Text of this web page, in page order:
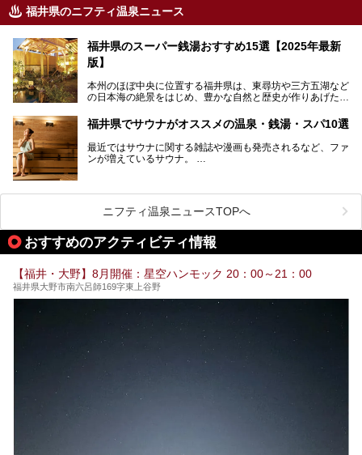
福井県のニフティ温泉ニュース
福井県のスーパー銭湯おすすめ15選【2025年最新
版】
本州のほぼ中央に位置する福井県は、東尋坊や三方五湖など
の日本海の絶景をはじめ、豊かな自然と歴史が作りあげた見
る海産物、越前そば、ソースかつ丼などのグルメも人気で
す。
2024年春の北陸新幹線の延伸により、関西地方のみならず
首都圏からもアクセスしやすくなりました。今回は、そんな
福井県でおすすめのスーパー銭湯をご紹介します。
福井県でサウナがオススメの温泉・銭湯・スパ10選
最近ではサウナに関する雑誌や漫画も発売されるなど、ファ
ンが増えているサウナ。
チームサウナ、塩サウナなどが存在し、施設によって様々な
こだわりを持つ施設も増えています。
ススメ温泉・銭湯・スパを10件まとめてご紹介します。
ニフティ温泉ニュースTOPへ
おすすめのアクティビティ情報
【福井・大野】8月開催：星空ハンモック 20：00～21：00
福井県大野市南六呂師169字東上谷野